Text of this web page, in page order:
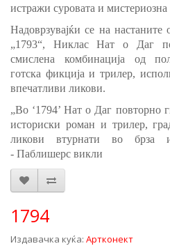
истражи суровата и мистериозна
Надоврзувајќи се на настаните
„1793“, Никлас Нат о Даг
смислена комбинација од
готска фикција и трилер,
впечатливи ликови.
„Во ‘1794’ Нат о Даг повторно
историски роман и трилер,
ликови втурнати во брза
- Паблишерс викли
1794
Издавачка куќа: Артконект